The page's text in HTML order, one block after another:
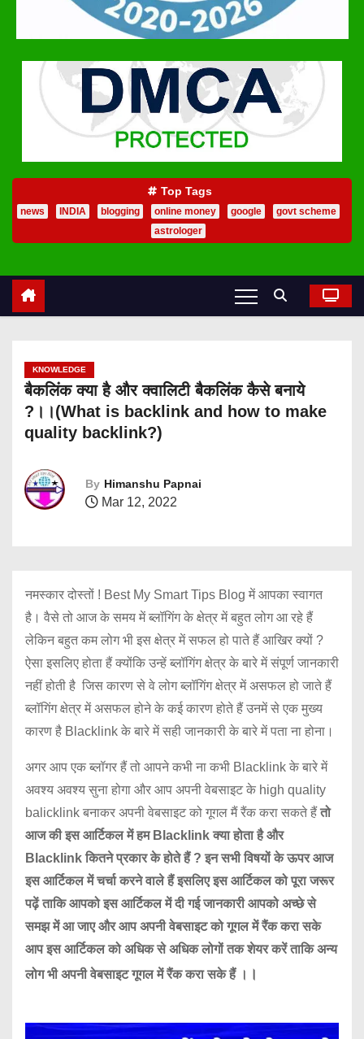
Top Tags
news INDIA blogging online money google
govt scheme
astrologer
KNOWLEDGE
बैकलिंक क्या है और क्वालिटी बैकलिंक कैसे बनाये
?।।(What is backlink and how to make
quality backlink?)
By Himanshu Papnai
Mar 12, 2022
नमस्कार दोस्तों ! Best My Smart Tips Blog में आपका स्वागत
है। वैसे तो आज के समय में ब्लॉगिंग के क्षेत्र में बहुत लोग आ रहे हैं
लेकिन बहुत कम लोग भी इस क्षेत्र में सफल हो पाते हैं आखिर क्यों ?
ऐसा इसलिए होता हैं क्योंकि उन्हें ब्लॉगिंग क्षेत्र के बारे में संपूर्ण जानकारी
नहीं होती है जिस कारण से वे लोग ब्लॉगिंग क्षेत्र में असफल हो जाते हैं
ब्लॉगिंग क्षेत्र में असफल होने के कई कारण होते हैं उनमें से एक मुख्य
कारण है Blacklink के बारे में सही जानकारी के बारे में पता ना होना।
अगर आप एक ब्लॉगर हैं तो आपने कभी ना कभी Blacklink के बारे में
अवश्य अवश्य सुना होगा और आप अपनी वेबसाइट के high quality
balicklink बनाकर अपनी वेबसाइट को गूगल मैं रैंक करा सकते हैंतो
आज की इस आर्टिकल में हम Blacklink क्या होता है और
Blacklink कितने प्रकार के होते हैं ? इन सभी विषयों के ऊपर आज
इस आर्टिकल में चर्चा करने वाले हैं इसलिए इस आर्टिकल को पूरा जरूर
पढ़ें ताकि आपको इस आर्टिकल में दी गई जानकारी आपको अच्छे से
समझ में आ जाए और आप अपनी वेबसाइट को गूगल में रैंक करा सके
आप इस आर्टिकल को अधिक से अधिक लोगों तक शेयर करें ताकि अन्य
लोग भी अपनी वेबसाइट गूगल में रैंक करा सके हैं । ।